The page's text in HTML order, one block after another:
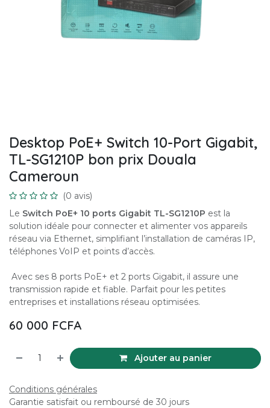
Desktop PoE+ Switch 10-Port Gigabit,
TL-SG1210P bon prix Douala
Cameroun
(0 avis)
Le Switch PoE+ 10 ports Gigabit TL-SG1210P est la
solution idéale pour connecter et alimenter vos appareils
réseau via Ethernet, simplifiant l’installation de caméras IP,
téléphones VoIP et points d’accès.
Avec ses 8 ports PoE+ et 2 ports Gigabit, il assure une
transmission rapide et fiable. Parfait pour les petites
entreprises et installations réseau optimisées.
60 000 FCFA
Ajouter au panier
Conditions générales
Garantie satisfait ou remboursé de 30 jours